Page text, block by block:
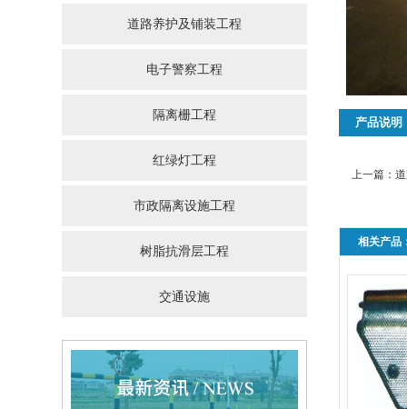
道路养护及铺装工程
电子警察工程
隔离栅工程
红绿灯工程
市政隔离设施工程
树脂抗滑层工程
交通设施
产品说明
上一篇：
相关产品